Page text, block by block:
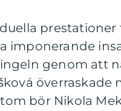
imponerande
genom att
bör Nikola